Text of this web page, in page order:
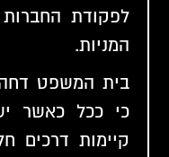
לפקודת
המניות.
בית המשפט
כי ככל כאשר
קיימות דרכים